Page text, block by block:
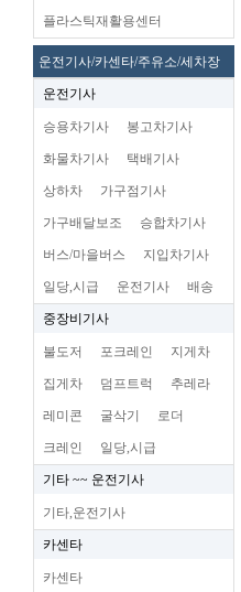
플라스틱재활용센터
운전기사/카센타/주유소/세차장
운전기사
승용차기사 봉고차기사
화물차기사 택배기사
상하차 가구점기사
가구배달보조 승합차기사
버스/마을버스 지입차기사
일당,시급 운전기사 배송
중장비기사
불도저 포크레인 지게차
집게차 덤프트럭 추레라
레미콘 굴삭기 로더
크레인 일당,시급
기타 ~~ 운전기사
기타,운전기사
카센타
카센타